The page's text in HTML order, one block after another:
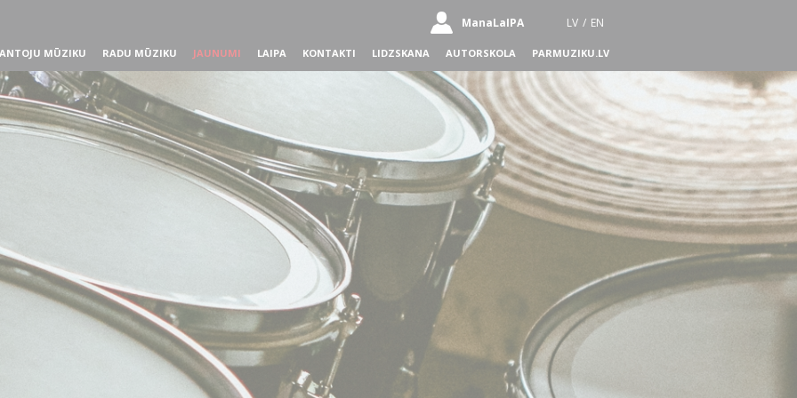
ManaLaIPA LV / EN
MŪZIKU RADU MŪZIKU JAUNUMI LAIPA KONTAKTI LIDZSKANA AUTORSKOLA PARMUZIKU.LV